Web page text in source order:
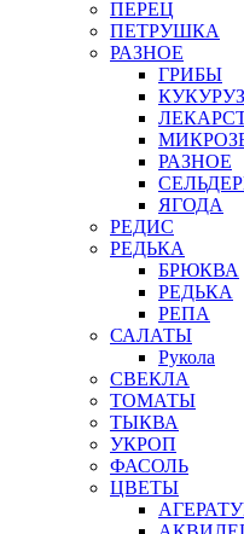
ПЕРЕЦ
ПЕТРУШКА
РАЗНОЕ
ГРИБЫ
РАЗНОЕ
ЯГОДА
РЕДИС
РЕДЬКА
БРЮКВА
РЕДЬКА
РЕПА
САЛАТЫ
Рукола
СВЕКЛА
ТОМАТЫ
ТЫКВА
УКРОП
ФАСОЛЬ
ЦВЕТЫ